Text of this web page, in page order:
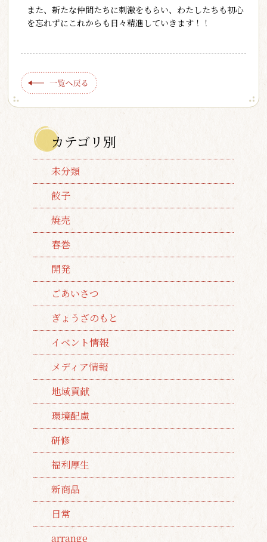
また、新たな仲間たちに刺激をもらい、わたしたちも初心
を忘れずにこれからも日々精進していきます！！
カテゴリ別
未分類
餃子
焼売
春巻
開発
ごあいさつ
ぎょうざのもと
イベント情報
メディア情報
地域貢献
環境配慮
研修
福利厚生
新商品
日常
arrange